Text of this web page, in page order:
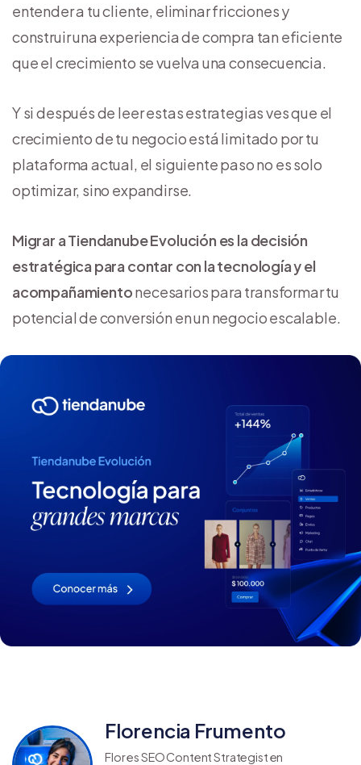
entender a tu cliente, eliminar fricciones y
construir una experiencia de compra tan eficiente
que el crecimiento se vuelva una consecuencia.
Y si después de leer estas estrategias ves que el
crecimiento de tu negocio está limitado por tu
plataforma actual, el siguiente paso no es solo
optimizar, sino expandirse.
Migrar a Tiendanube Evolución es la decisión
estratégica para contar con la tecnología y el
acompañamientonecesarios para transformar tu
potencial de conversión en un negocio escalable.
Florencia Frumento
Flor es SEO Content Strategist en